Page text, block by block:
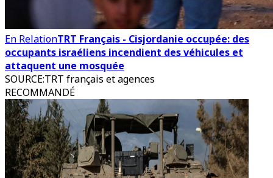
En RelationTRT Français - Cisjordanie occupée: des
occupants israéliens incendient des véhicules et
attaquent une mosquée
SOURCE:TRT français et agences
RECOMMANDÉ